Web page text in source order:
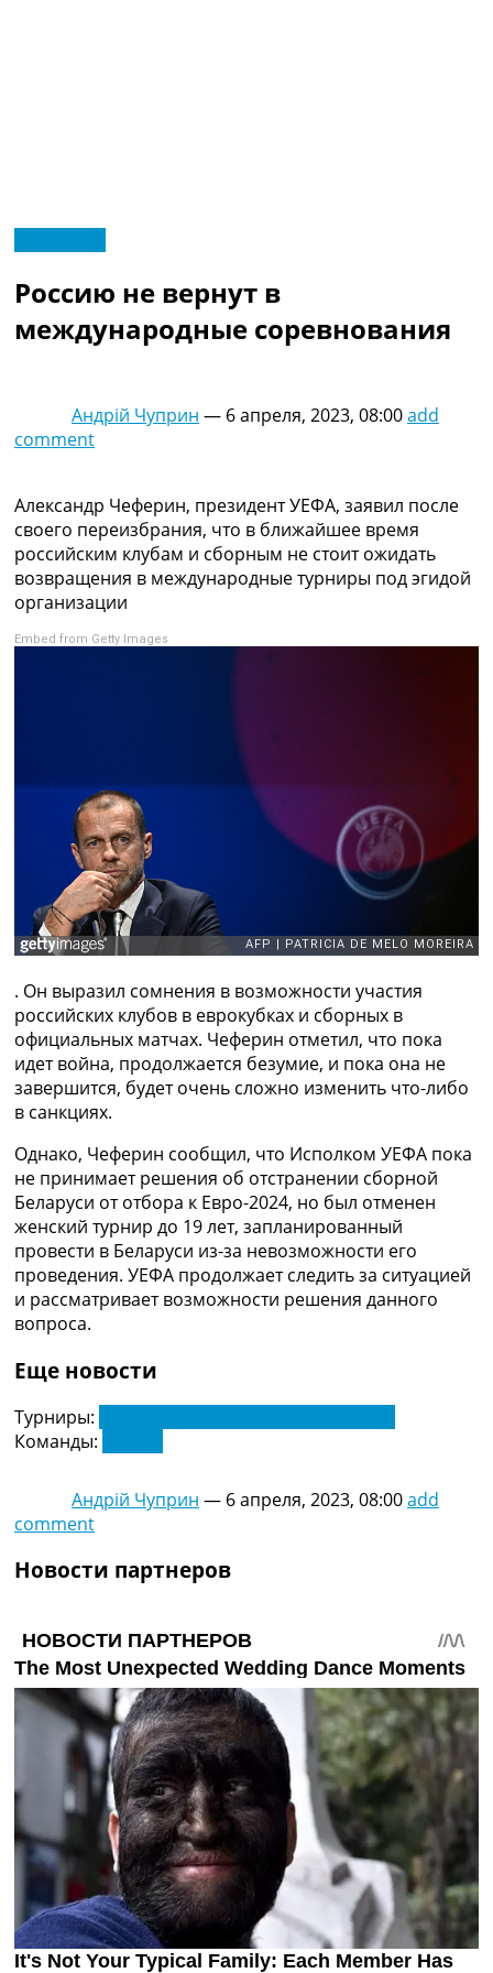
МенюНовости футбола
Видео
Трансферы
Конкурс прогнозов
Коллективный прогноз
Турниры
Чемпионат Мира
Украина. Премьер-Лига
Украина. Первая Лига
Лига Чемпионов
Таблицы групп Чемпионата Мира
Украина. Премьер-Лига
Украина. Первая Лига
Лига Чемпионов. Таблицы групп
Англия. Премьер-Лига
Испания. Ла Лига
Все таблицы >>>
Рейтинги
Рейтинг стран УЕФА
Рейтинг ФИФА
ТВ программа
RU
UA
Главная
Новости футбола
Видео
Трансферы
Новости футбола Украины
Последние комментарии
Конкурс прогнозов
Рейтинги
Правила
Коллективный прогноз
Турниры
Украина. Премьер-Лига
Англия. Премьер Лига
Таблицы
Таблицы групп Чемпионата Мира
Украина. Премьер-Лига
Украина. Первая Лига
Лига Чемпионов. Таблицы групп
Англия. Премьер-Лига
Испания. Ла Лига
Все таблицы >>>
Рейтинги
Рейтинг стран УЕФА
Рейтинг клубов УЕФА
Рейтинг ФИФА
ТВ программа
Россию не вернут в
международные соревнования
Андрій Чуприн — 6 апреля, 2023, 08:00add
comment
Александр Чеферин, президент УЕФА, заявил после
своего переизбрания, что в ближайшее время
российским клубам и сборным не стоит ожидать
возвращения в международные турниры под эгидой
организации
Embed from Getty Images
. Он выразил сомнения в возможности участия
российских клубов в еврокубках и сборных в
официальных матчах. Чеферин отметил, что пока
идет война, продолжается безумие, и пока она не
завершится, будет очень сложно изменить что-либо
в санкциях.
Однако, Чеферин сообщил, что Исполком УЕФА пока
не принимает решения об отстранении сборной
Беларуси от отбора к Евро-2024, но был отменен
женский турнир до 19 лет, запланированный
провести в Беларуси из-за невозможности его
проведения. УЕФА продолжает следить за ситуацией
и рассматривает возможности решения данного
вопроса.
Еще новости
Турниры:
Команды:
Андрій Чуприн — 6 апреля, 2023, 08:00add
comment
Новости партнеров